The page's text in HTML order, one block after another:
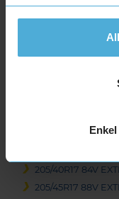
215/55R16 97V
215/60R16 99H
215/65R16 102H
245/70R16 111T
205/40R17 84V
205/45R17 88V